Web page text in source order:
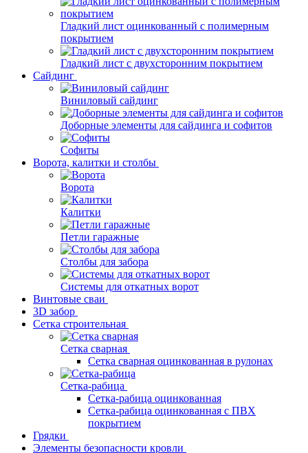
Гладкий лист оцинкованный с полимерным
покрытием
Гладкий лист с двухсторонним покрытием
Сайдинг
Виниловый сайдинг
Доборные элементы для сайдинга и софитов
Софиты
Ворота, калитки и столбы
Ворота
Калитки
Петли гаражные
Столбы для забора
Системы для откатных ворот
Винтовые сваи
3D забор
Сетка строительная
Сетка сварная
Сетка сварная оцинкованная в рулонах
Сетка-рабица
Сетка-рабица оцинкованная
Сетка-рабица оцинкованная с ПВХ
покрытием
Грядки
Элементы безопасности кровли